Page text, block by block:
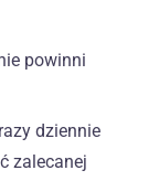
powinni
dziennie
zalecanej